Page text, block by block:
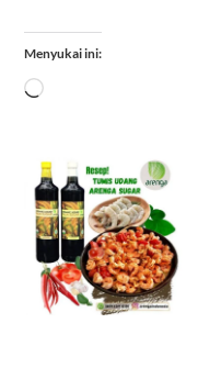
Menyukai ini:
Memuat...